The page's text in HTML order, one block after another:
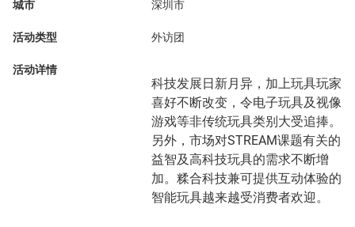
城市 深圳市
活动类型 外访团
活动详情
科技发展日新月异，加上玩具玩家
喜好不断改变，令电子玩具及视像
游戏等非传统玩具类别大受追捧。
另外，市场对STREAM课题有关的
益智及高科技玩具的需求不断增
加。糅合科技兼可提供互动体验的
智能玩具越来越受消费者欢迎。